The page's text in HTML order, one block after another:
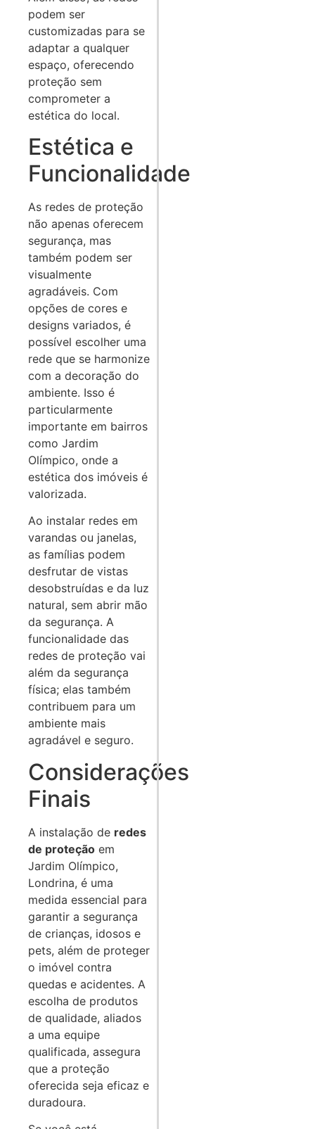
podem ser
customizadas para se
adaptar a qualquer
espaço, oferecendo
proteção sem
comprometer a
estética do local.
Estética e
Funcionalidade
As redes de proteção
não apenas oferecem
segurança, mas
também podem ser
visualmente
agradáveis. Com
opções de cores e
designs variados, é
possível escolher uma
rede que se harmonize
com a decoração do
ambiente. Isso é
particularmente
importante em bairros
como Jardim
Olímpico, onde a
estética dos imóveis é
valorizada.
Ao instalar redes em
varandas ou janelas,
as famílias podem
desfrutar de vistas
desobstruídas e da luz
natural, sem abrir mão
da segurança. A
funcionalidade das
redes de proteção vai
além da segurança
física; elas também
contribuem para um
ambiente mais
agradável e seguro.
Considerações
Finais
A instalação de redes
de proteção em
Jardim Olímpico,
Londrina, é uma
medida essencial para
garantir a segurança
de crianças, idosos e
pets, além de proteger
o imóvel contra
quedas e acidentes. A
escolha de produtos
de qualidade, aliados
a uma equipe
qualificada, assegura
que a proteção
oferecida seja eficaz e
duradoura.